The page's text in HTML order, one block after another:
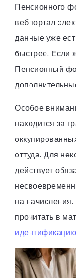
Пенсионного
вебпортал
данные уже
быстрее. Если
Пенсионный
Особое
находится за
оттуда. Для
действует
на
прочитать в